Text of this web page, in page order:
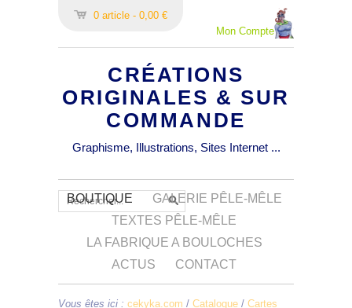
0 article - 0,00 €
Mon Compte
CRÉATIONS
ORIGINALES & SUR
COMMANDE
Graphisme, Illustrations, Sites Internet ...
BOUTIQUE
GALERIE PÊLE-MÊLE
TEXTES PÊLE-MÊLE
LA FABRIQUE A BOULOCHES
ACTUS
CONTACT
Vous êtes ici : cekyka.com / Catalogue / Cartes